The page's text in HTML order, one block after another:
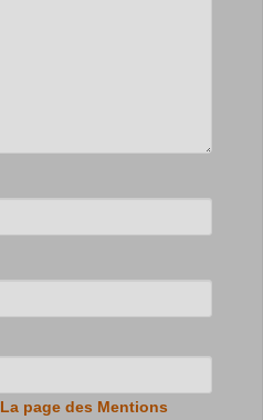
La page des Mentions